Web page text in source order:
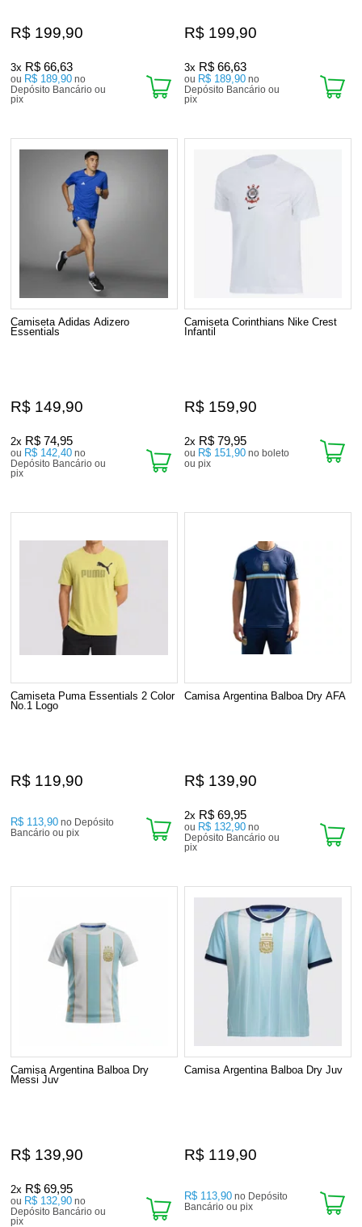
R$ 199,90
3x R$ 66,63
ou R$ 189,90 no
Depósito Bancário ou
pix
R$ 199,90
3x R$ 66,63
ou R$ 189,90 no
Depósito Bancário ou
pix
Camiseta Adidas Adizero
Essentials
R$ 149,90
2x R$ 74,95
ou R$ 142,40 no
Depósito Bancário ou
pix
Camiseta Corinthians Nike Crest
Infantil
R$ 159,90
2x R$ 79,95
ou R$ 151,90 no boleto
ou pix
Camiseta Puma Essentials 2 Color
No.1 Logo
R$ 119,90
R$ 113,90 no Depósito
Bancário ou pix
Camisa Argentina Balboa Dry AFA
R$ 139,90
2x R$ 69,95
ou R$ 132,90 no
Depósito Bancário ou
pix
Camisa Argentina Balboa Dry
Messi Juv
R$ 139,90
2x R$ 69,95
ou R$ 132,90 no
Depósito Bancário ou
pix
Camisa Argentina Balboa Dry Juv
R$ 119,90
R$ 113,90 no Depósito
Bancário ou pix